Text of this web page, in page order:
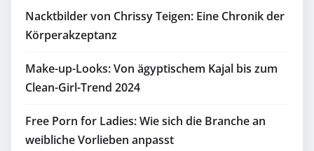
Nacktbilder von Chrissy Teigen: Eine Chronik der
Körperakzeptanz
Make-up-Looks: Von ägyptischem Kajal bis zum
Clean-Girl-Trend 2024
Free Porn for Ladies: Wie sich die Branche an
weibliche Vorlieben anpasst